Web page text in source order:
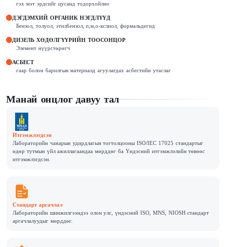
гэх мэт эрдсийг цусанд тодорхойлно
ДЭГДЭМХИЙ ОРГАНИК НЭГДЛҮҮД
Бензол, толуол, этилбензол, п,м,о-кслиол, формальдегид
ДИЗЕЛЬ ХӨДӨЛГҮҮРИЙН ТООСОНЦОР
Элемент нүүрстөрөгч
АСБЕСТ
гаар болон барилгын материалд агуулагдах асбестийн утаслаг
Манай онцлог давуу тал
Итгэмжлэгдсэн
Лабораторийн чанарын удирдлагын тогтолцооны ISO/IEC 17025 стандартыг
өдөр тутмын үйл ажиллагаандаа мөрддөг ба Үндэсний итгэмжлэлийн төвөөс
итгэмжлэгдсэн.
Стандарт аргачлал
Лабораторийн шинжилгээндээ олон улс, үндэсний ISO, MNS, NIOSH стандарт
аргачлалуудыг мөрддөг.